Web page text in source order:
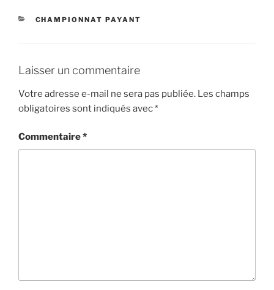
CATÉGORIES
CHAMPIONNAT PAYANT
Laisser un commentaire
Votre adresse e-mail ne sera pas publiée. Les champs
obligatoires sont indiqués avec*
Commentaire*